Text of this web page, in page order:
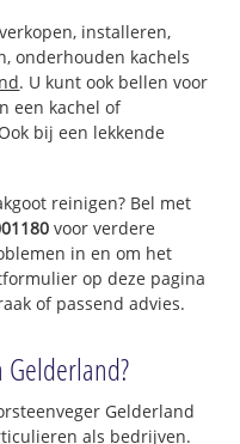
installeren,
onderhouden kachels
. U kunt ook bellen voor
een kachel of
bij een lekkende
reinigen? Bel met
voor verdere
in en om het
op deze pagina
of passend advies.
Gelderland
als bedrijven.